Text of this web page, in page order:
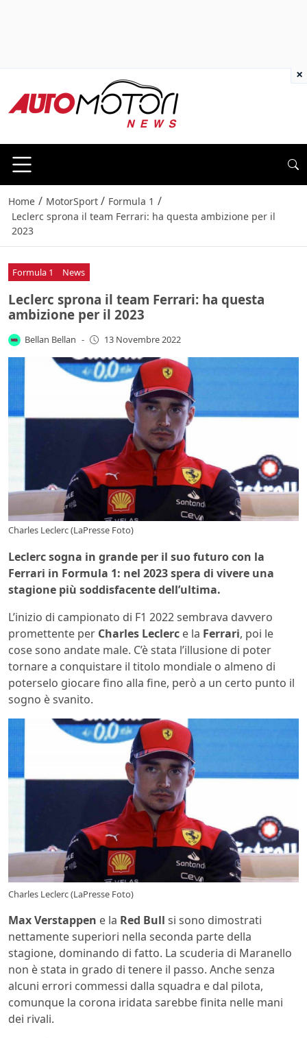
Home / MotorSport / Formula 1 /
Leclerc sprona il team Ferrari: ha questa ambizione per il
2023
Formula 1 News
Leclerc sprona il team Ferrari: ha questa
ambizione per il 2023
Bellan Bellan - 13 Novembre 2022
Charles Leclerc (LaPresse Foto)
Leclerc sogna in grande per il suo futuro con la
Ferrari in Formula 1: nel 2023 spera di vivere una
stagione più soddisfacente dell’ultima.
L’inizio di campionato di F1 2022 sembrava davvero
promettente per Charles Leclerc e la Ferrari, poi le
cose sono andate male. C’è stata l’illusione di poter
tornare a conquistare il titolo mondiale o almeno di
poterselo giocare fino alla fine, però a un certo punto il
sogno è svanito.
Charles Leclerc (LaPresse Foto)
Max Verstappen e la Red Bull si sono dimostrati
nettamente superiori nella seconda parte della
stagione, dominando di fatto. La scuderia di Maranello
non è stata in grado di tenere il passo. Anche senza
alcuni errori commessi dalla squadra e dal pilota,
comunque la corona iridata sarebbe finita nelle mani
dei rivali.
×